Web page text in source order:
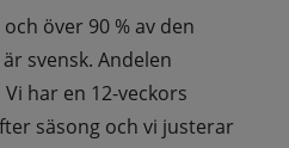
över 90 % av den
svensk. Andelen
har en 12-veckors
säsong och vi justerar